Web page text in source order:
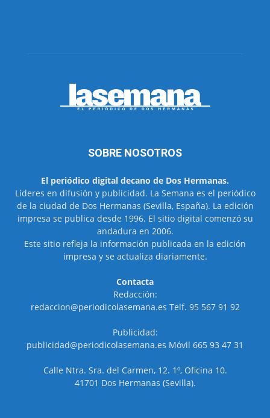
SOBRE NOSOTROS
El periódico digital decano de Dos Hermanas.
Líderes en difusión y publicidad. La Semana es el periódico
de la ciudad de Dos Hermanas (Sevilla, España). La edición
impresa se publica desde 1996. El sitio digital comenzó su
andadura en 2006.
Este sitio refleja la información publicada en la edición
impresa y se actualiza diariamente.
Contacta
Redacción:
redaccion@periodicolasemana.es Telf. 95 567 91 92
Publicidad:
publicidad@periodicolasemana.es Móvil 665 93 47 31
Calle Ntra. Sra. del Carmen, 12. 1º, Oficina 10.
41701 Dos Hermanas (Sevilla).